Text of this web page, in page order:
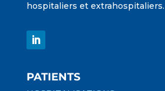
hospitaliers et extrahospitaliers.
PATIENTS